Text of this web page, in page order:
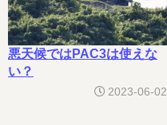
悪天候ではPAC3は使えな
い？
2023-06-02